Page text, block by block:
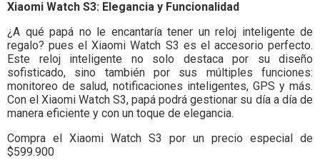
Xiaomi Watch S3: Elegancia y Funcionalidad
¿A qué papá no le encantaría tener un reloj inteligente de
regalo? pues el Xiaomi Watch S3 es el accesorio perfecto.
Este reloj inteligente no solo destaca por su diseño
sofisticado, sino también por sus múltiples funciones:
monitoreo de salud, notificaciones inteligentes, GPS y más.
Con el Xiaomi Watch S3, papá podrá gestionar su día a día de
manera eficiente y con un toque de elegancia.
Compra el Xiaomi Watch S3 por un precio especial de
$599.900